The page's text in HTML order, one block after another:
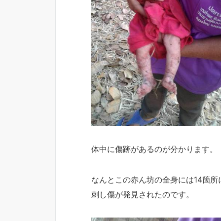
体中に傷跡があるのが分かります。
なんとこの赤ん坊の全身には14箇所
刺し傷が発見されたのです。